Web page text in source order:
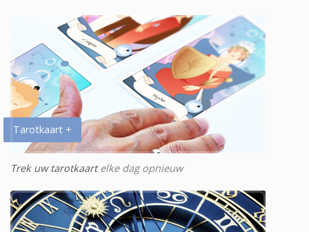
Tarotkaart +
Trek uw tarotkaartelke dag opnieuw